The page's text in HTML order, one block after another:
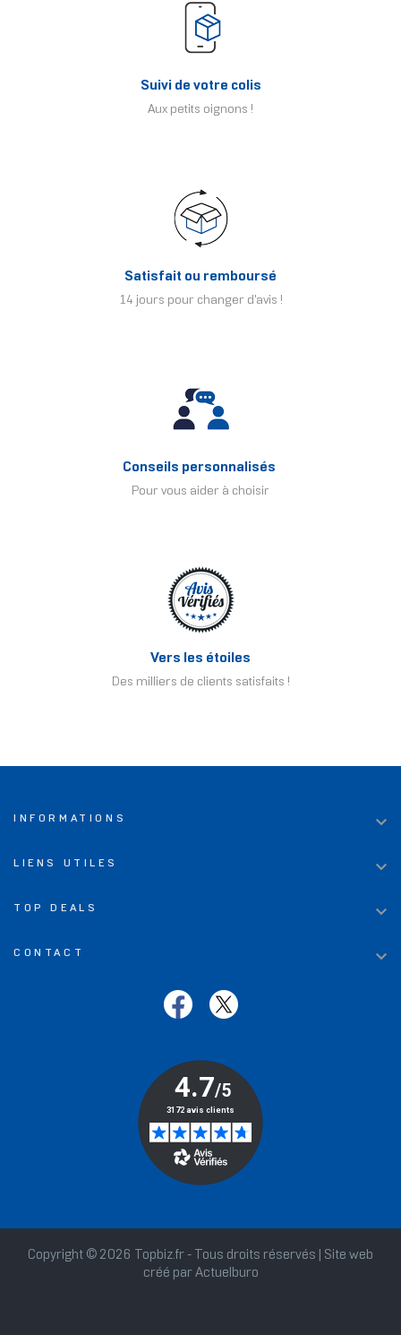
Suivi de votre colis
Aux petits oignons !
Satisfait ou remboursé
14 jours pour changer d'avis !
Conseils personnalisés
Pour vous aider à choisir
Vers les étoiles
Des milliers de clients satisfaits !
INFORMATIONS 
LIENS UTILES 
TOP DEALS 
CONTACT 
Copyright © 2026 Topbiz.fr - Tous droits réservés | Site web
créé par Actuelburo